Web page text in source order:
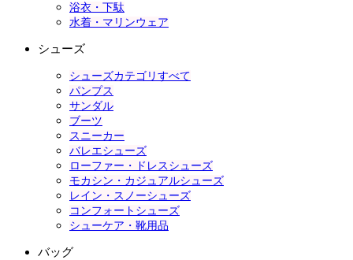
浴衣・下駄
水着・マリンウェア
シューズ
シューズカテゴリすべて
パンプス
サンダル
ブーツ
スニーカー
バレエシューズ
ローファー・ドレスシューズ
モカシン・カジュアルシューズ
レイン・スノーシューズ
コンフォートシューズ
シューケア・靴用品
バッグ